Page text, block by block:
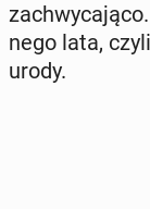
ne­go lata,
urody.